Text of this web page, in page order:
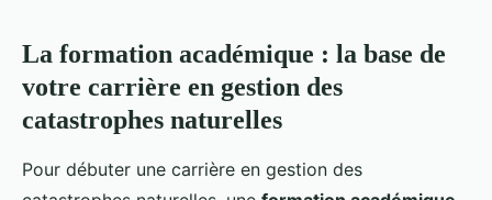
La formation académique : la base de
votre carrière en gestion des
catastrophes naturelles
Pour débuter une carrière en gestion des